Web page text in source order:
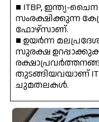
■ ITBP, ഇന്ത്യ-
സംരക്ഷിക്കുന്ന
ഫോഴ്സാണ്.
■ ഉയർന്ന
സുരക്ഷ
തുടങ്ങിയവയാണ്
ചുമതലകൾ.